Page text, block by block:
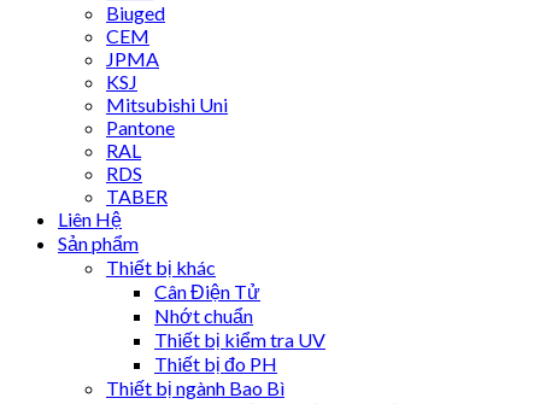
Biuged
CEM
JPMA
KSJ
Mitsubishi Uni
Pantone
RAL
RDS
TABER
Liên Hệ
Sản phẩm
Thiết bị khác
Cân Điện Tử
Nhớt chuẩn
Thiết bị kiểm tra UV
Thiết bị đo PH
Thiết bị ngành Bao Bì